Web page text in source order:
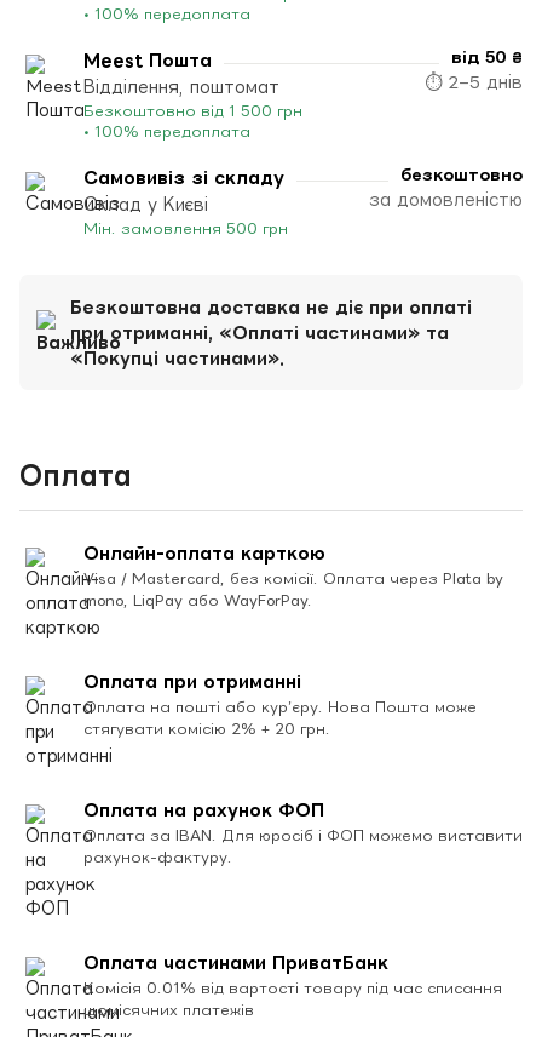
• 100% передоплата
Meest Пошта
Відділення, поштомат
Безкоштовно від 1 500 грн
• 100% передоплата
від 50 ₴
⏱ 2–5 днів
Самовивіз зі складу
Склад у Києві
Мін. замовлення 500 грн
безкоштовно
за домовленістю
Безкоштовна доставка не діє при оплаті
при отриманні, «Оплаті частинами» та
«Покупці частинами».
Оплата
Онлайн-оплата карткою
Visa / Mastercard, без комісії. Оплата через Plata by
mono, LiqPay або WayForPay.
Оплата при отриманні
Оплата на пошті або кур’єру. Нова Пошта може
стягувати комісію 2% + 20 грн.
Оплата на рахунок ФОП
Оплата за IBAN. Для юросіб і ФОП можемо виставити
рахунок-фактуру.
Оплата частинами ПриватБанк
Комісія 0.01% від вартості товару під час списання
щомісячних платежів